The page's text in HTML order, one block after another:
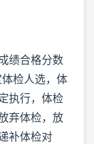
绩合格分数
检人选，体
执行，体检
弃体检，放
补体检对